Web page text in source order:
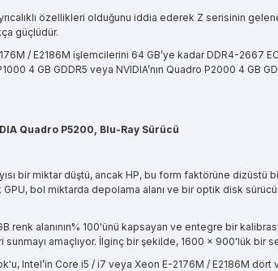
özellikleri olduğunu iddia ederek Z serisinin
güçlüdür.
/ E2186M işlemcilerini 64 GB’ye kadar DDR4-
4 GB GDDR5 veya NVIDIA’nın Quadro P2000 4
Quadro P5200, Blu-Ray Sürücü
bir miktar düştü, ancak HP, bu form faktörüne
bol miktarda depolama alanı ve bir optik disk
renk alanının% 100'ünü kapsayan ve entegre bir
amaçlıyor. İlginç bir şekilde, 1600 × 900'lük
Intel’in Core i5 / i7 veya Xeon E-2176M / E2186M